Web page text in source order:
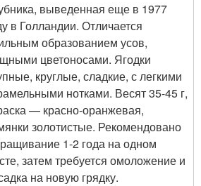
выведенная еще в 1977
в Голландии. Отличается
образованием усов,
цветоносами. Ягодки
круглые, сладкие, с легкими
нотками. Весят 35-45 г,
— красно-оранжевая,
золотистые. Рекомендовано
1-2 года на одном
затем требуется омоложение и
на новую грядку.